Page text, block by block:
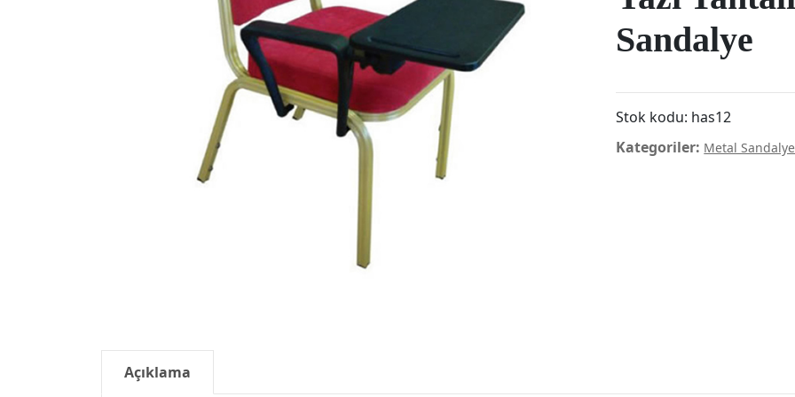
Sandalye
Stok kodu: has12
Kategoriler: Metal Sandalye
Açıklama